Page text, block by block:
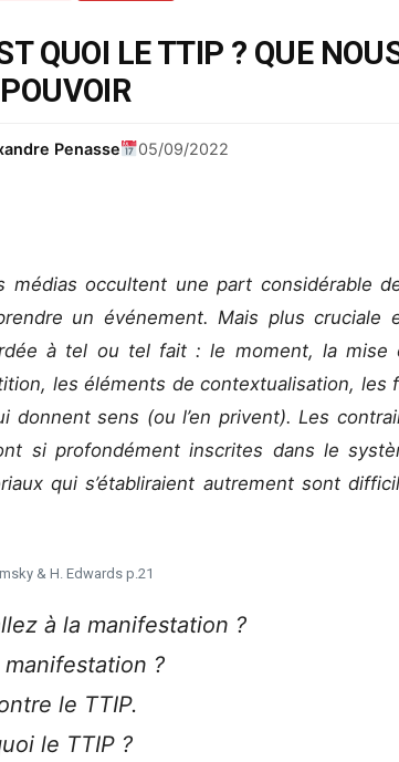
QUOI LE TTIP ? QUE
Penasse 05/09/2022
médias occultent une part considérable
un événement. Mais plus cruciale
à tel ou tel fait : le moment, la mise
les éléments de contextualisation, les
donnent sens (ou l’en privent). Les
si profondément inscrites dans le
qui s’établiraient autrement sont
& H. Edwards p.21
à la manifestation ?
?
le TTIP.
le TTIP ?